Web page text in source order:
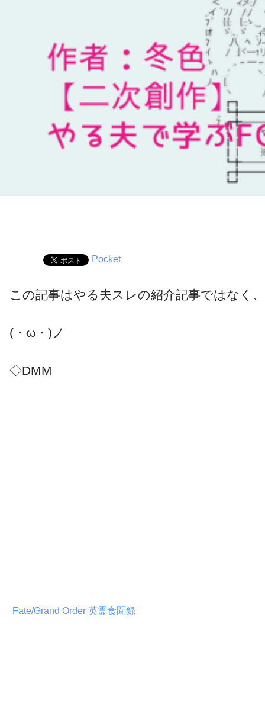
Pocket
この記事はやる夫スレの紹介記事ではなく
(・ω・)ノ
◇DMM
Fate/Grand Order 英霊食聞録